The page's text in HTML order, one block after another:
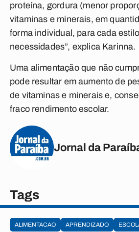
proteína, gordura (menor
vitaminas e minerais, em
forma individual, para cada
necessidades”, explica Karinna.
Uma alimentação que não
pode resultar em aumento de
de vitaminas e minerais e,
fraco rendimento escolar.
Jornal da
Tags
ALIMENTACAO APRENDIZADO